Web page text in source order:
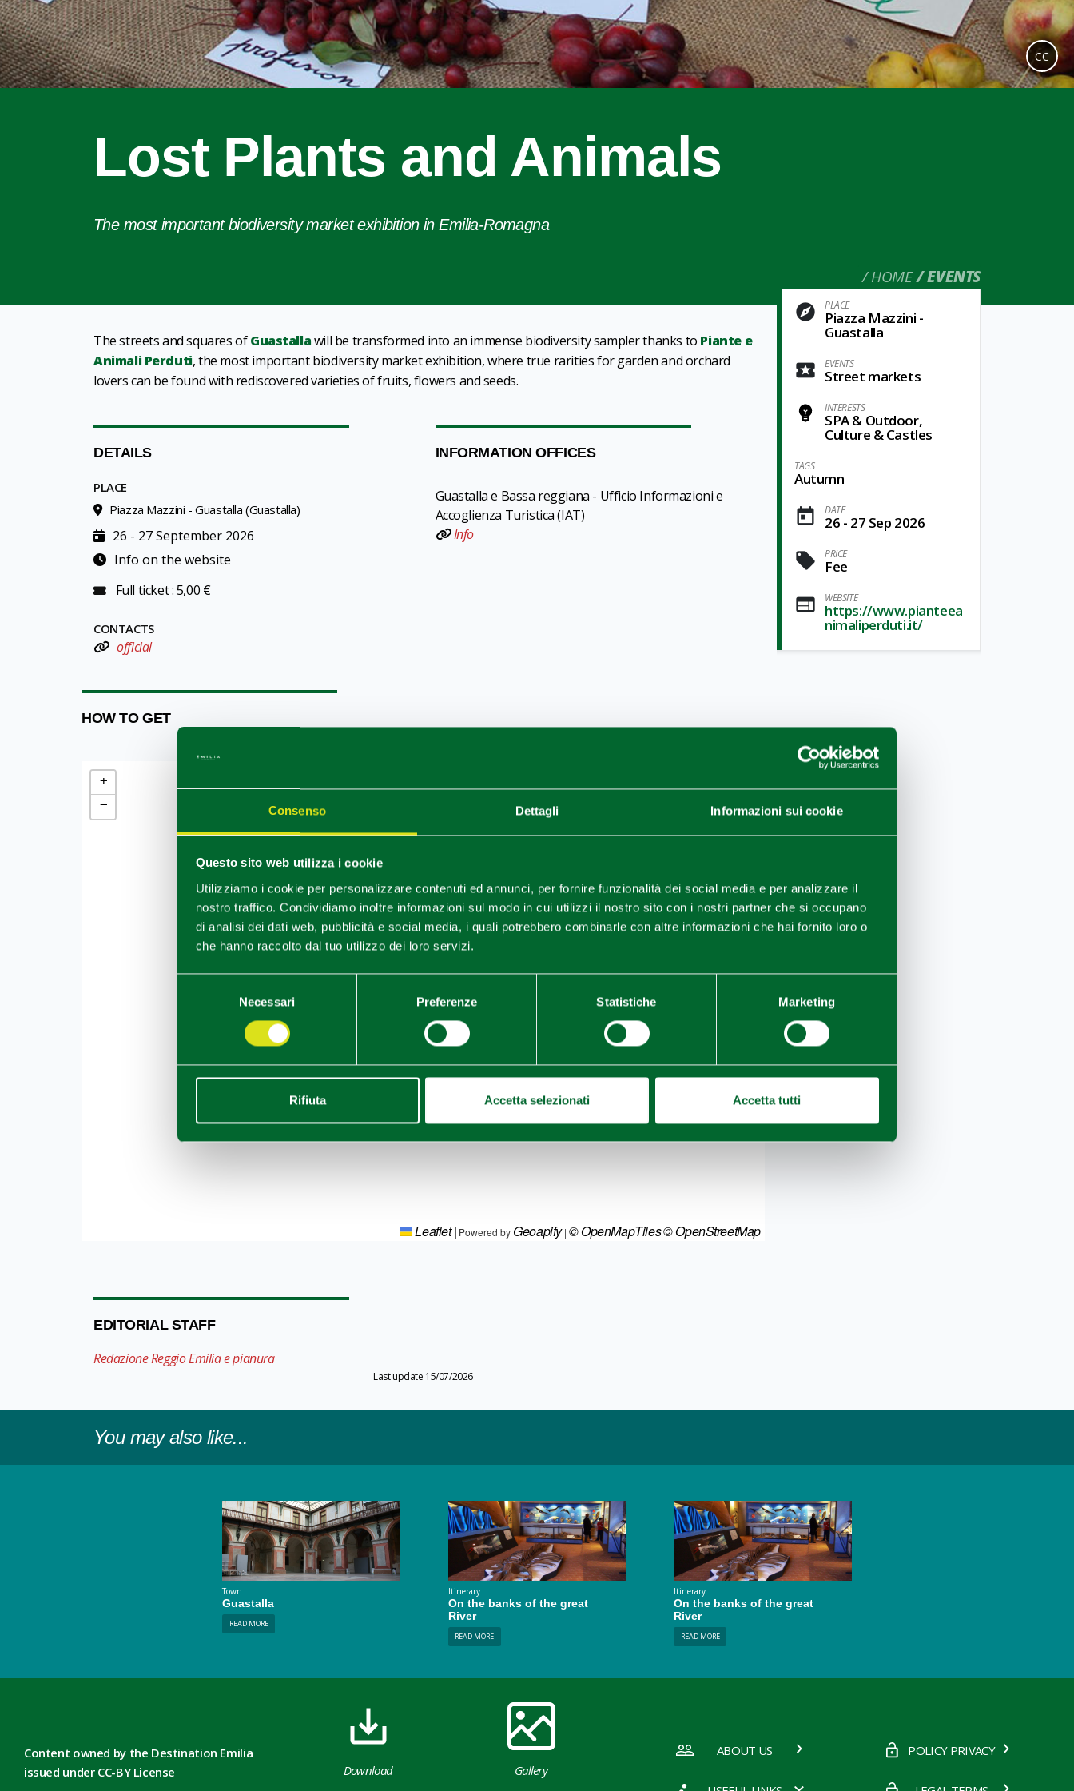
Consenso Dettagli Informazioni sui cookie
Questo sito web utilizza i cookie
Utilizziamo i cookie per personalizzare contenuti ed annunci, per fornire funzionalità dei social media e per analizzare il
nostro traffico. Condividiamo inoltre informazioni sul modo in cui utilizzi il nostro sito con i nostri partner che si occupano
di analisi dei dati web, pubblicità e social media, i quali potrebbero combinarle con altre informazioni che hai fornito loro o
che hanno raccolto dal tuo utilizzo dei loro servizi.
Necessari Preferenze Statistiche Marketing
Rifiuta Accetta selezionati Accetta tutti
Lost Plants and Animals
The most important biodiversity market exhibition in Emilia-Romagna
HOME EVENTS
CC
PLACE
Piazza Mazzini -
Guastalla
EVENTS
Street markets
INTERESTS
SPA & Outdoor,
Culture & Castles
TAGS
Autumn
DATE
26 - 27 Sep 2026
PRICE
Fee
WEBSITE
https://www.pianteea
nimaliperduti.it/
The streets and squares ofGuastallawill be transformed into an immense biodiversity samplerthanks to Piante e
Animali Perduti, the most important biodiversity market exhibition, where true rarities for garden and orchard
lovers can be found with rediscovered varieties of fruits, flowers and seeds.
DETAILS
PLACE
Piazza Mazzini - Guastalla (Guastalla)
26 - 27 September 2026
Info on the website
Full ticket : 5,00 €
CONTACTS
official
INFORMATION OFFICES
Guastalla e Bassa reggiana - Ufficio Informazioni e
Accoglienza Turistica (IAT)
Info
HOW TO GET
+
−
Leaflet| Powered by Geoapify| © OpenMapTiles© OpenStreetMap
EDITORIAL STAFF
Redazione Reggio Emilia e pianura
Last update 15/07/2026
You may also like...
Town
Guastalla
READ MORE
Itinerary
On the banks of the great
River
READ MORE
Itinerary
On the banks of the great
River
READ MORE
Content owned by the Destination Emilia
issued under CC-BY License
Download Gallery
ABOUT US POLICY PRIVACY